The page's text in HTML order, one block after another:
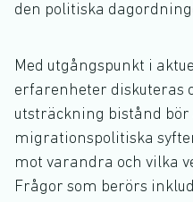
den politiska
Med utgångspunkt i
erfarenheter diskuteras
utsträckning bistånd bör
migrationspolitiska
mot varandra och vilka
Frågor som berörs